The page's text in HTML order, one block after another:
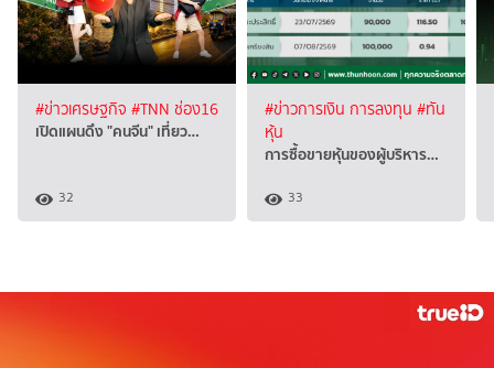
#ข่าวเศรษฐกิจ #TNN ช่อง16
เปิดแผนดึง "คนจีน" เที่ยว…
32
#ข่าวการเงิน การลงทุน #ทัน
หุ้น
การซื้อขายหุ้นของผู้บริหาร…
33